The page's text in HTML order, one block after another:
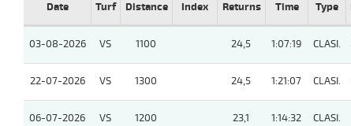
Date Turf Distance Index Returns Time Type
03-08-2026 VS 1100 24,5 1:07:19 CLASI.
22-07-2026 VS 1300 24,5 1:21:07 CLASI.
06-07-2026 VS 1200 23,1 1:14:32 CLASI.